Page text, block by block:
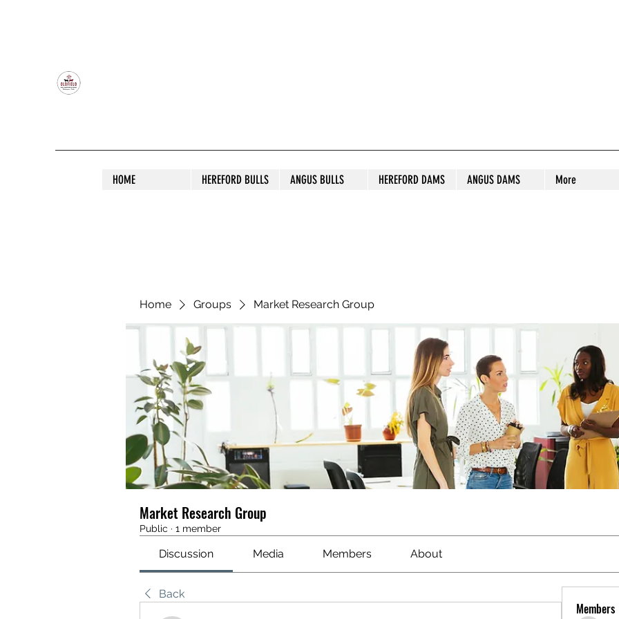
HOME HEREFORD BULLS ANGUS BULLS HEREFORD DAMS ANGUS DAMS More
Home Groups Market Research Group
Market Research Group
Public · 1 member
Discussion Media Members About
Back
Members